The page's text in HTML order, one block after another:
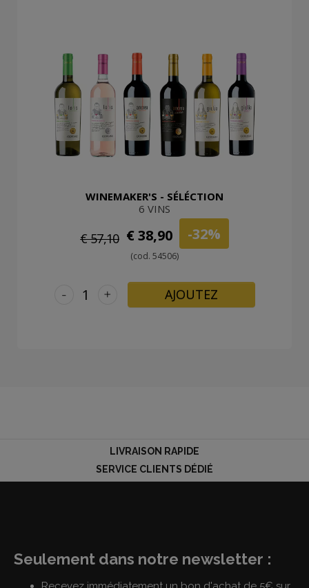
WINEMAKER'S - SÉLÉCTION
6 VINS
€ 57,10 € 38,90 -32%
(cod. 54506)
+
- AJOUTEZ
LIVRAISON RAPIDE
SERVICE CLIENTS DÉDIÉ
Seulement dans notre newsletter :